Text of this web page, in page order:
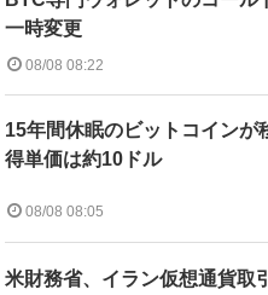
一時変更
08/08 08:22
15年間休眠のビットコインが
得単価は約10ドル
08/08 08:05
米財務省、イラン仮想通貨取